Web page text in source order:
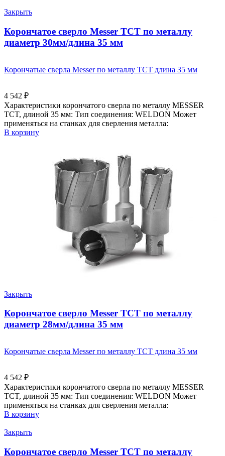
Закрыть
Корончатое сверло Messer ТСТ по металлу
диаметр 30мм/длина 35 мм
Корончатые сверла Messer по металлу ТСТ длина 35 мм
4 542 ₽
Характеристики корончатого сверла по металлу MESSER
TCT, длиной 35 мм: Тип соединения: WELDON Может
применяться на станках для сверления металла:
В корзину
Закрыть
Корончатое сверло Messer ТСТ по металлу
диаметр 28мм/длина 35 мм
Корончатые сверла Messer по металлу ТСТ длина 35 мм
4 542 ₽
Характеристики корончатого сверла по металлу MESSER
TCT, длиной 35 мм: Тип соединения: WELDON Может
применяться на станках для сверления металла:
В корзину
Закрыть
Корончатое сверло Messer ТСТ по металлу